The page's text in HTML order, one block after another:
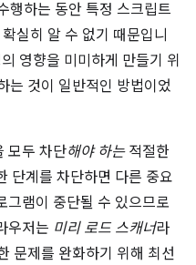
행하는 동안 특정 스크립트
실히 알 수 없기 때문입니
영향을 미미하게 만들기 위
는 것이 일반적인 방법이었
모두 차단해야 하는적절한
단계를 차단하면 다른 중요
그램이 중단될 수 있으므로
우저는 미리 로드 스캐너라
문제를 완화하기 위해 최선